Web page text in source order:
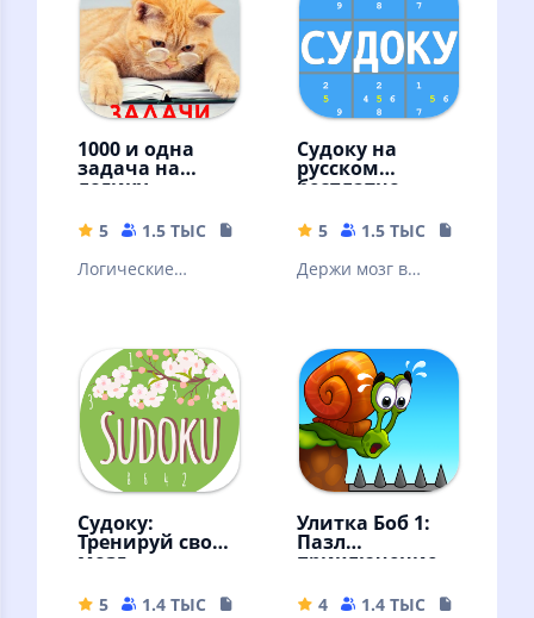
историями.
интернета!
1000 и одна
задача на
логику.
е задачи
5 1.5 ТЫС
31.14 MB
Логические
думает, мысли
радуются !
Судоку на
русском
бесплатно
5 1.5 ТЫС
Держи мозг в
легкие! Судоку -
классический
Судоку:
Тренируй свой
мозг
5 1.4 ТЫС
17.73 MB
Улитка Боб 1:
Пазл
приключение
4 1.4 ТЫС